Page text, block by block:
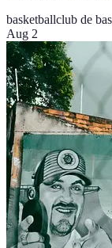
basketballclub de
Aug 2